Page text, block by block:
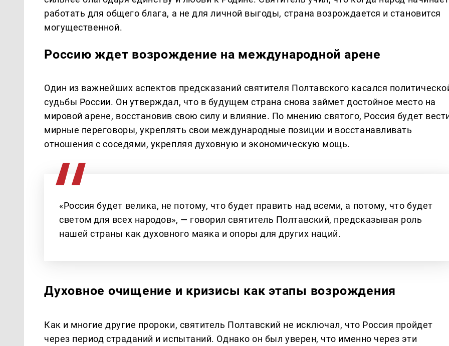
работать для общего блага, а не для личной выгоды, страна возрождается и становится
могущественной.
Россию ждет возрождение на международной арене
Один из важнейших аспектов предсказаний святителя Полтавского касался
судьбы России. Он утверждал, что в будущем страна снова займет достойное место на
мировой арене, восстановив свою силу и влияние. По мнению святого, Россия будет
мирные переговоры, укреплять свои международные позиции и восстанавливать
отношения с соседями, укрепляя духовную и экономическую мощь.
«Россия будет велика, не потому, что будет править над всеми, а потому, что будет
светом для всех народов», — говорил святитель Полтавский, предсказывая роль
нашей страны как духовного маяка и опоры для других наций.
Духовное очищение и кризисы как этапы возрождения
Как и многие другие пророки, святитель Полтавский не исключал, что Россия пройдет
через период страданий и испытаний. Однако он был уверен, что именно через эти